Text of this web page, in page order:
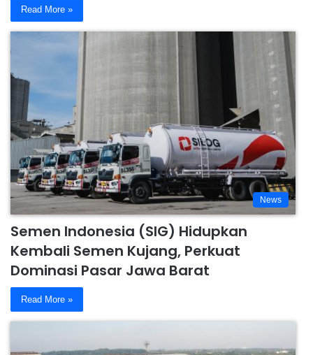
Read More »
News
Semen Indonesia (SIG) Hidupkan
Kembali Semen Kujang, Perkuat
Dominasi Pasar Jawa Barat
Read More »